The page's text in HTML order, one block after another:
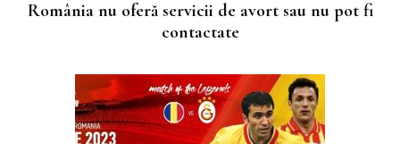
România nu oferă servicii de avort sau nu pot fi
contactate